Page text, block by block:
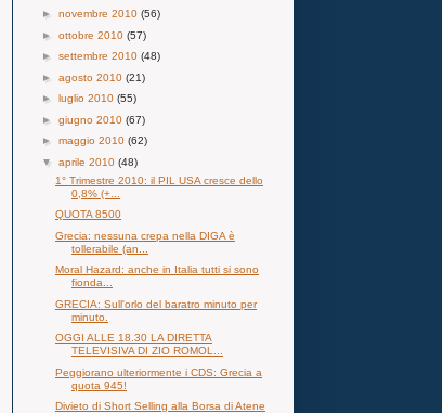
► novembre 2010 (56)
► ottobre 2010 (57)
► settembre 2010 (48)
► agosto 2010 (21)
► luglio 2010 (55)
► giugno 2010 (67)
► maggio 2010 (62)
▼ aprile 2010 (48)
1° Trimestre 2010: il PIL USA cresce dello
0,8% (+...
QUOTA 8500
Grecia: nessuna crepa nella DIGA è
tollerabile (an...
Moral Hazard: anche in Italia tutti si sono
fionda...
GRECIA: Sull'orlo del baratro minuto per
minuto.
OGGI ALLE 18.30 LA DIRETTA
TELEVISIVA DI ZIO ROMOL...
Peggiorano ulteriormente i CDS: Grecia a
quota 945!
Divieto di Short Selling alla Borsa di Atene